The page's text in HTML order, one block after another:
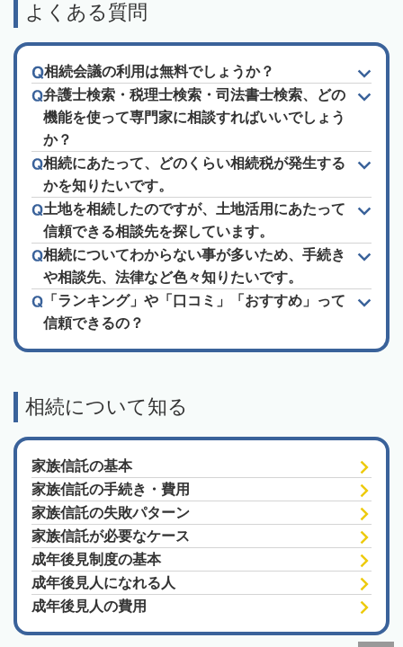
よくある質問
相続会議の利用は無料でしょうか？
弁護士検索・税理士検索・司法書士検索、どの
機能を使って専門家に相談すればいいでしょう
か？
相続にあたって、どのくらい相続税が発生する
かを知りたいです。
土地を相続したのですが、土地活用にあたって
信頼できる相談先を探しています。
相続についてわからない事が多いため、手続き
や相談先、法律など色々知りたいです。
「ランキング」や「口コミ」「おすすめ」って
信頼できるの？
相続について知る
家族信託の基本
家族信託の手続き・費用
家族信託の失敗パターン
家族信託が必要なケース
成年後見制度の基本
成年後見人になれる人
成年後見人の費用